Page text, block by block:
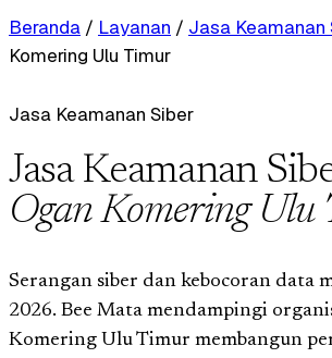
Beranda / Layanan / Jasa Keamanan
Komering Ulu Timur
Jasa Keamanan Siber
Jasa Keamanan
Ogan Komering Ulu
Serangan siber dan kebocoran data
2026. Bee Mata mendampingi
Komering Ulu Timur membangun